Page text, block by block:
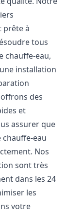
prête à
tous
chauffe-eau,
installation
des
et
assurer que
chauffe-eau
Nos
sont très
dans les 24
les
votre